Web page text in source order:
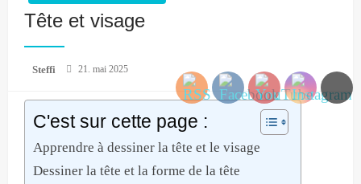
Tête et visage
Steffi
Posted
21. mai 2025
C'est sur cette page :
Apprendre à dessiner la tête et le visage
Dessiner la tête et la forme de la tête